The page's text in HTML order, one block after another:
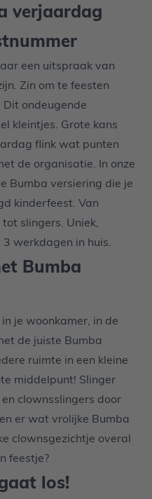
verjaardag
een uitspraak van
Zin om te feesten
ondeugende
kleintjes. Grote kans
flink wat punten
de organisatie. In onze
Bumba versiering die je
kinderfeest. Van
slingers. Uniek,
werkdagen in huis.
Bumba
je woonkamer, in de
de juiste Bumba
ruimte in een kleine
middelpunt! Slinger
clownsslingers door
er wat vrolijke Bumba
clownsgezichtje overal
feestje?
los!